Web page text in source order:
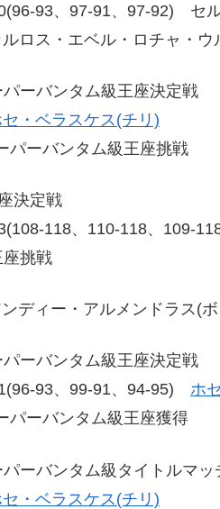
93、97-91、97-92) セ
ス・エベル・ロチャ・ウ
ーバンタム級王座決定戦
セ・ベラスケス(チリ)
パーバンタム級王座挑戦
決定戦
118、110-118、109-
挑戦
ィー・アルメンドラス(ボ
ーバンタム級王座決定戦
93、99-91、94-95) ホ
パーバンタム級王座獲得
ーバンタム級タイトルマッ
セ・ベラスケス(チリ)